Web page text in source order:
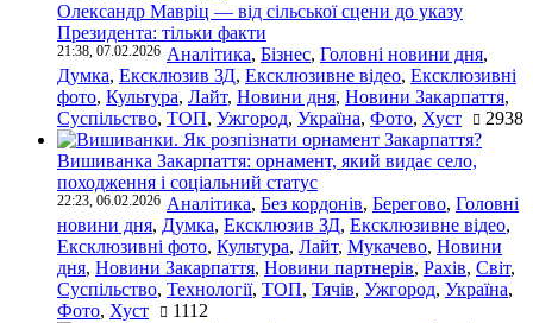
Олександр Мавріц — від сільської сцени до указу
Президента: тільки факти
21:38, 07.02.2026 Аналітика, Бізнес, Головні новини дня,
Думка, Ексклюзив ЗД, Ексклюзивне відео, Ексклюзивні
фото, Культура, Лайт, Новини дня, Новини Закарпаття,
Суспільство, ТОП, Ужгород, Україна, Фото, Хуст 2938
Вишиванка Закарпаття: орнамент, який видає село,
походження і соціальний статус
22:23, 06.02.2026 Аналітика, Без кордонів, Берегово, Головні
новини дня, Думка, Ексклюзив ЗД, Ексклюзивне відео,
Ексклюзивні фото, Культура, Лайт, Мукачево, Новини
дня, Новини Закарпаття, Новини партнерів, Рахів, Світ,
Суспільство, Технології, ТОП, Тячів, Ужгород, Україна,
Фото, Хуст 1112